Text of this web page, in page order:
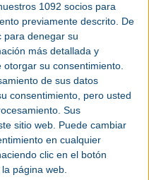
1092 socios para
previamente descrito. De
para denegar su
más detallada y
su consentimiento.
de sus datos
consentimiento, pero usted
Sus
sitio web. Puede cambiar
en cualquier
clic en el botón
página web.
- Sábado 9 mayo